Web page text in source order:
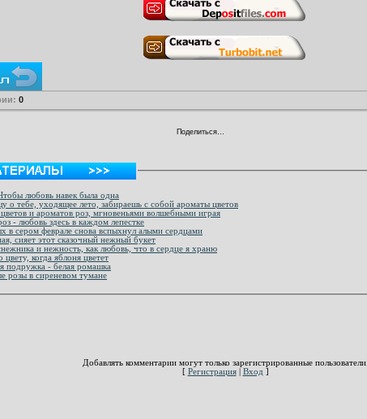
0
Поделиться…
любовь навек была одна
о тебе, уходящее лето, забираешь с собой ароматы цветов
и ароматов роз, мгновеньями волшебными играя
- любовь здесь в каждом лепестке
в сером феврале снова вспыхнул алыми сердцами
сияет этот сказочный нежный букет
и нежность, как любовь, что в сердце я храню
когда яблоня цветет
подружка - белая ромашка
розы в сиреневом тумане
Добавлять комментарии могут только зарегистрированные пользователи.
[ Регистрация| Вход ]